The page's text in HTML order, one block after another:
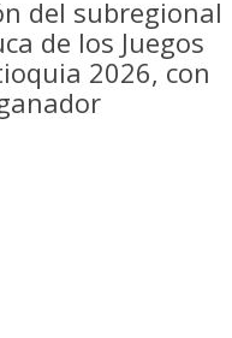
del subregional
de los Juegos
2026, con